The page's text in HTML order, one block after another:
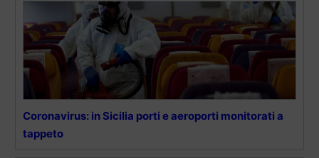
Coronavirus: in Sicilia porti e aeroporti monitorati a
tappeto